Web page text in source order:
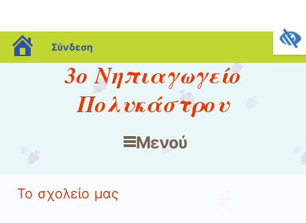
blogs.sch.gr
Σύνδεση
3o Νηπιαγωγείο
Πολυκάστρου
Μενού
Μετάβαση στο περιεχόμενο
Το σχολείο μας